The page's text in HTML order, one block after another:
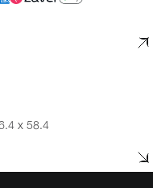
x 58.4